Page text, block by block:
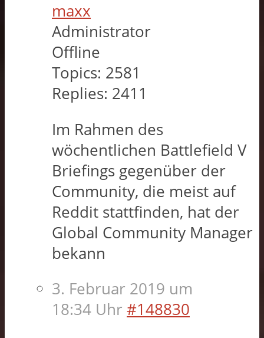
maxx
Administrator
Offline
Topics: 2581
Replies: 2411
Im Rahmen des
wöchentlichen Battlefield V
Briefings gegenüber der
Community, die meist auf
Reddit stattfinden, hat der
Global Community Manager
bekann
3. Februar 2019 um
18:34 Uhr #148830